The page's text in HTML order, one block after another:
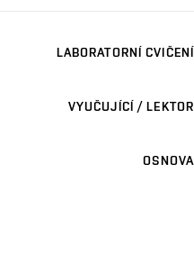
LABORATORNÍ CVIČENÍ
VYUČUJÍCÍ / LEKTOR
OSNOVA